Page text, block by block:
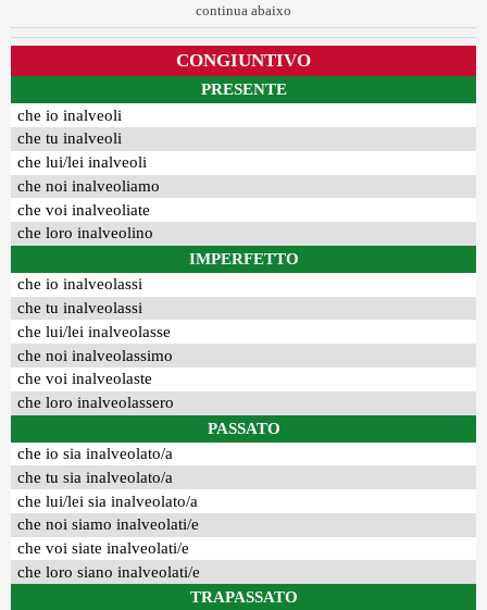
continua abaixo
CONGIUNTIVO
PRESENTE
che io inalveoli
che tu inalveoli
che lui/lei inalveoli
che noi inalveoliamo
che voi inalveoliate
che loro inalveolino
IMPERFETTO
che io inalveolassi
che tu inalveolassi
che lui/lei inalveolasse
che noi inalveolassimo
che voi inalveolaste
che loro inalveolassero
PASSATO
che io sia inalveolato/a
che tu sia inalveolato/a
che lui/lei sia inalveolato/a
che noi siamo inalveolati/e
che voi siate inalveolati/e
che loro siano inalveolati/e
TRAPASSATO